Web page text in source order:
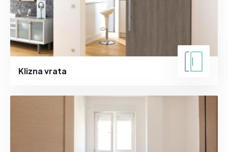
Klizna vrata